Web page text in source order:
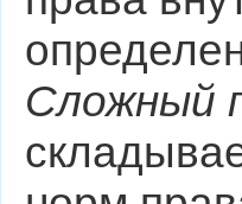
Сложный